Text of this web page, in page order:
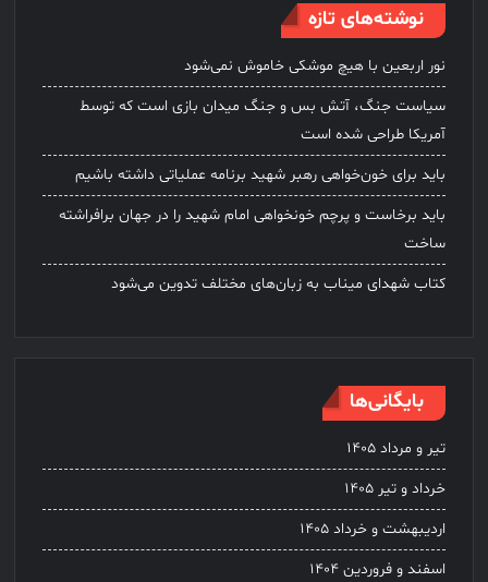
نوشته‌های تازه
نور اربعین با هیچ موشکی خاموش نمی‌شود
سیاست جنگ، آتش بس و جنگ میدان بازی است که توسط
آمریکا طراحی شده است
باید برای خون‌خواهی رهبر شهید برنامه عملیاتی داشته باشیم
باید برخاست و پرچم خونخواهی امام شهید را در جهان برافراشته
ساخت
کتاب شهدای میناب به زبان‌های مختلف تدوین می‌شود
بایگانی‌ها
تیر و مرداد ۱۴۰۵
خرداد و تیر ۱۴۰۵
اردیبهشت و خرداد ۱۴۰۵
اسفند و فروردین ۱۴۰۴